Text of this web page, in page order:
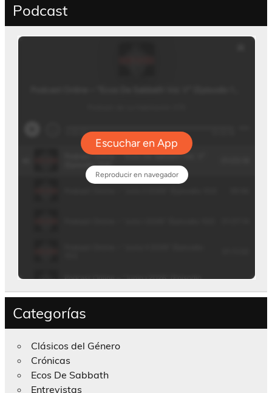
Podcast
Categorías
Clásicos del Género
Crónicas
Ecos De Sabbath
Entrevistas